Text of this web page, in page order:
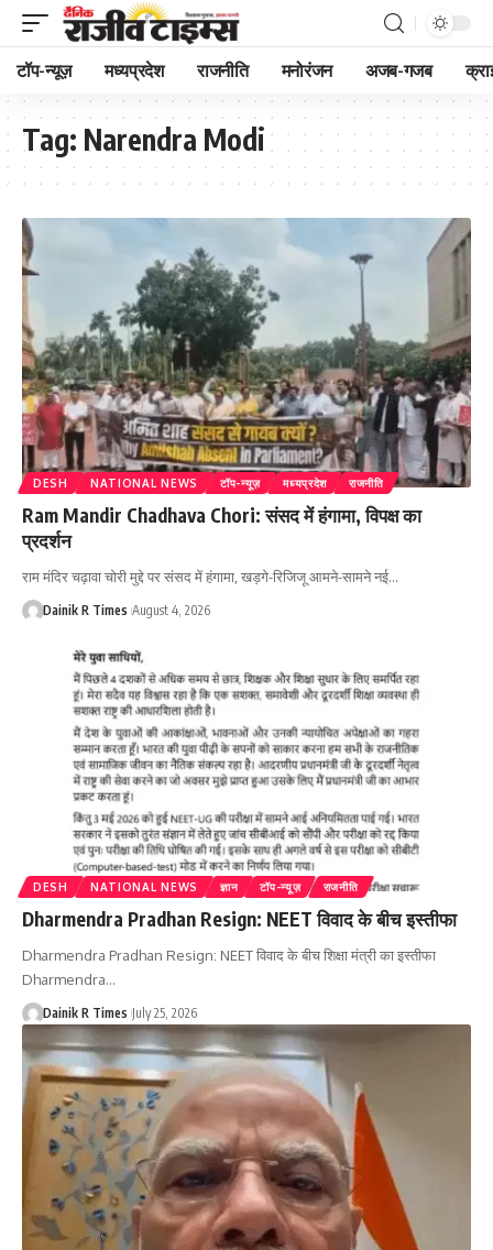
टॉप-न्यूज़ मध्यप्रदेश राजनीति मनोरंजन अजब-गजब
Tag: Narendra Modi
DESH NATIONAL NEWS टॉप-न्यूज़ मध्यप्रदेश राजनीति
Ram Mandir Chadhava Chori: संसद में हंगामा, विपक्ष का
प्रदर्शन
राम मंदिर चढ़ावा चोरी मुद्दे पर संसद में हंगामा, खड़गे-रिजिजू आमने-सामने नई…
Dainik R Times August 4, 2026
DESH NATIONAL NEWS ज्ञान टॉप-न्यूज़ राजनीति
Dharmendra Pradhan Resign: NEET विवाद के बीच इस्तीफा
Dharmendra Pradhan Resign: NEET विवाद के बीच शिक्षा मंत्री का इस्तीफा
Dharmendra…
Dainik R Times July 25, 2026